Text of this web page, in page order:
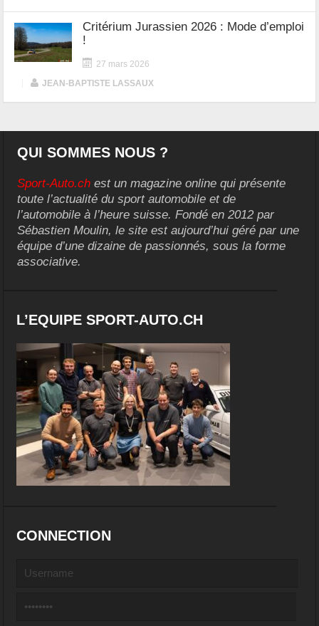
Critérium Jurassien 2026 : Mode d’emploi
!
27 mars 2026
JEAN-BAPTISTE LASSAUX
QUI SOMMES NOUS ?
Sport-Auto.ch est un magazine online qui présente
toute l’actualité du sport automobile et de
l’automobile à l’heure suisse. Fondé en 2012 par
Sébastien Moulin, le site est aujourd’hui géré par une
équipe d’une dizaine de passionnés, sous la forme
associative.
L’EQUIPE SPORT-AUTO.CH
CONNECTION